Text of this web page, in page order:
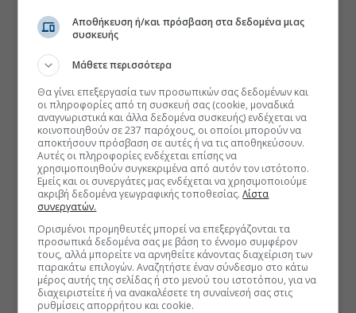
Αποθήκευση ή/και πρόσβαση στα δεδομένα μιας
συσκευής
Μάθετε περισσότερα
Θα γίνει επεξεργασία των προσωπικών σας δεδομένων και
οι πληροφορίες από τη συσκευή σας (cookie, μοναδικά
αναγνωριστικά και άλλα δεδομένα συσκευής) ενδέχεται να
κοινοποιηθούν σε 237 παρόχους, οι οποίοι μπορούν να
αποκτήσουν πρόσβαση σε αυτές ή να τις αποθηκεύσουν.
Αυτές οι πληροφορίες ενδέχεται επίσης να
χρησιμοποιηθούν συγκεκριμένα από αυτόν τον ιστότοπο.
Εμείς και οι συνεργάτες μας ενδέχεται να χρησιμοποιούμε
ακριβή δεδομένα γεωγραφικής τοποθεσίας.Λίστα
συνεργατών.
Ορισμένοι προμηθευτές μπορεί να επεξεργάζονται τα
προσωπικά δεδομένα σας με βάση το έννομο συμφέρον
τους, αλλά μπορείτε να αρνηθείτε κάνοντας διαχείριση των
παρακάτω επιλογών. Αναζητήστε έναν σύνδεσμο στο κάτω
μέρος αυτής της σελίδας ή στο μενού του ιστοτόπου, για να
διαχειριστείτε ή να ανακαλέσετε τη συναίνεσή σας στις
ρυθμίσεις απορρήτου και cookie.